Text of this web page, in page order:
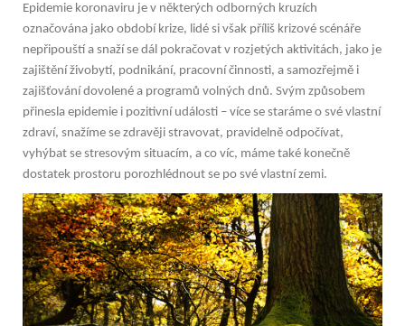
Epidemie koronaviru je v některých odborných kruzích
označována jako období krize, lidé si však příliš krizové scénáře
nepřipouští a snaží se dál pokračovat v rozjetých aktivitách, jako je
zajištění živobytí, podnikání, pracovní činnosti, a samozřejmě i
zajišťování dovolené a programů volných dnů. Svým způsobem
přinesla epidemie i pozitivní události – více se staráme o své vlastní
zdraví, snažíme se zdravěji stravovat, pravidelně odpočívat,
vyhýbat se stresovým situacím, a co víc, máme také konečně
dostatek prostoru porozhlédnout se po své vlastní zemi.